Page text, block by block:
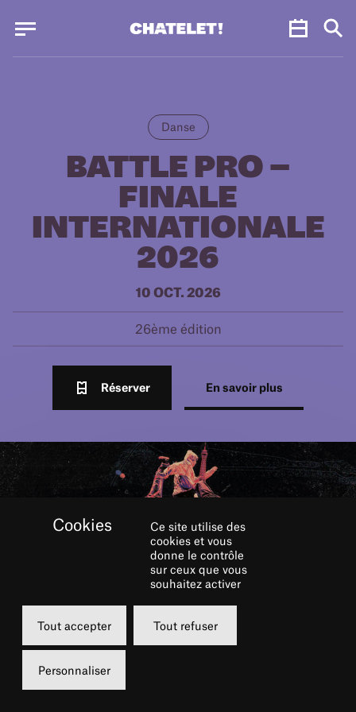
Danse
BATTLE PRO –
FINALE
INTERNATIONALE
2026
10 OCT. 2026
26ème édition
Réserver En savoir plus
RÉSERVER
Samedi
Ce site utilise des
cookies et vous
donne le contrôle
sur ceux que vous
souhaitez activer
Tout accepter Tout refuser
Personnaliser